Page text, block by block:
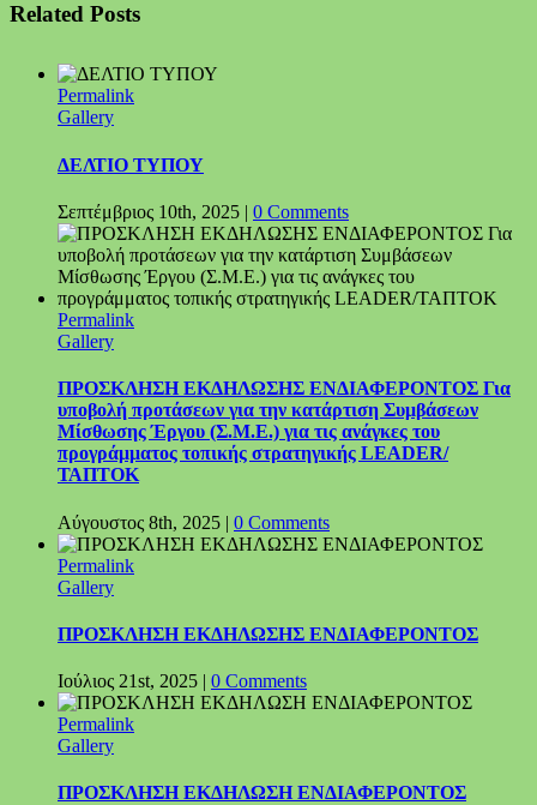
Related Posts
Permalink
Gallery
ΔΕΛΤΙΟ ΤΥΠΟΥ
Σεπτέμβριος 10th, 2025 | 0 Comments
Permalink
Gallery
ΠΡΟΣΚΛΗΣΗ ΕΚΔΗΛΩΣΗΣ ΕΝΔΙΑΦΕΡΟΝΤΟΣ Για
υποβολή προτάσεων για την κατάρτιση Συμβάσεων
Μίσθωσης Έργου (Σ.Μ.Ε.) για τις ανάγκες του
προγράμματος τοπικής στρατηγικής LEADER/
ΤΑΠΤΟΚ
Αύγουστος 8th, 2025 | 0 Comments
Permalink
Gallery
ΠΡΟΣΚΛΗΣΗ ΕΚΔΗΛΩΣΗΣ ΕΝΔΙΑΦΕΡΟΝΤΟΣ
Ιούλιος 21st, 2025 | 0 Comments
Permalink
Gallery
ΠΡΟΣΚΛΗΣΗ ΕΚΔΗΛΩΣΗ ΕΝΔΙΑΦΕΡΟΝΤΟΣ